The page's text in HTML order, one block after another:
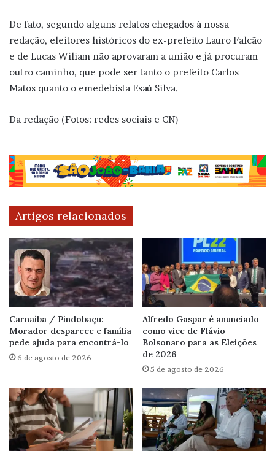
De fato, segundo alguns relatos chegados à nossa
redação, eleitores históricos do ex-prefeito Lauro Falcão
e de Lucas Wiliam não aprovaram a união e já procuram
outro caminho, que pode ser tanto o prefeito Carlos
Matos quanto o emedebista Esaú Silva.
Da redação (Fotos: redes sociais e CN)
Artigos relacionados
Carnaíba / Pindobaçu:
Morador desparece e família
pede ajuda para encontrá-lo
6 de agosto de 2026
Alfredo Gaspar é anunciado
como vice de Flávio
Bolsonaro para as Eleições
de 2026
5 de agosto de 2026